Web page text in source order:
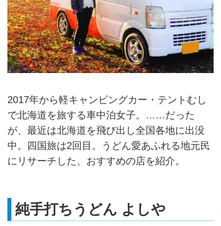
2017年から軽キャンピングカー・テントむし
で北海道を旅する車中泊女子。……だった
が、最近は北海道を飛び出し全国各地に出没
中。四国旅は2回目。うどん愛あふれる地元民
にリサーチした、おすすめの店を紹介。
純手打ちうどん よしや